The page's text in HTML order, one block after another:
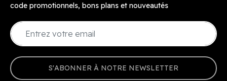
code promotionnels, bons plans et nouveautés
S'ABONNER À NOTRE NEWSLETTER